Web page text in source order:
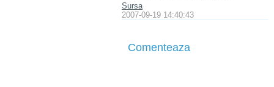
Sursa
2007-09-19 14:40:43
Comenteaza